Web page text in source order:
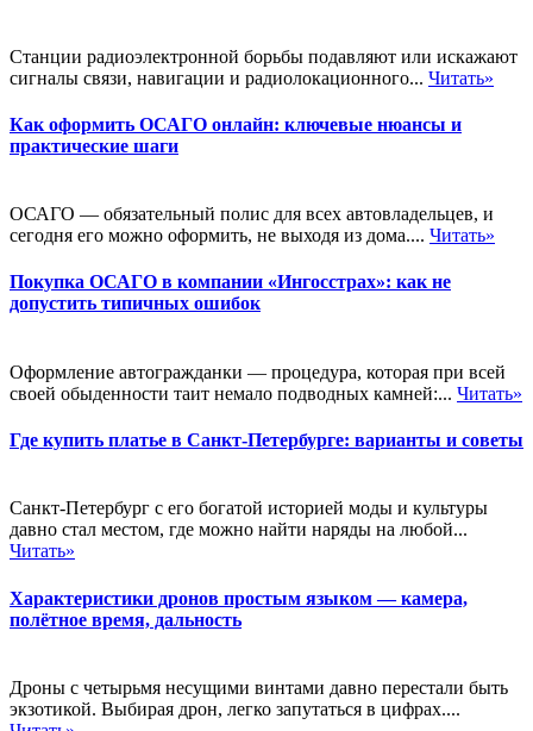
Станции радиоэлектронной борьбы подавляют или искажают
сигналы связи, навигации и радиолокационного... Читать»
Как оформить ОСАГО онлайн: ключевые нюансы и
практические шаги
ОСАГО — обязательный полис для всех автовладельцев, и
сегодня его можно оформить, не выходя из дома.... Читать»
Покупка ОСАГО в компании «Ингосстрах»: как не
допустить типичных ошибок
Оформление автогражданки — процедура, которая при всей
своей обыденности таит немало подводных камней:... Читать»
Где купить платье в Санкт-Петербурге: варианты и советы
Санкт-Петербург с его богатой историей моды и культуры
давно стал местом, где можно найти наряды на любой...
Читать»
Характеристики дронов простым языком — камера,
полётное время, дальность
Дроны с четырьмя несущими винтами давно перестали быть
экзотикой. Выбирая дрон, легко запутаться в цифрах....